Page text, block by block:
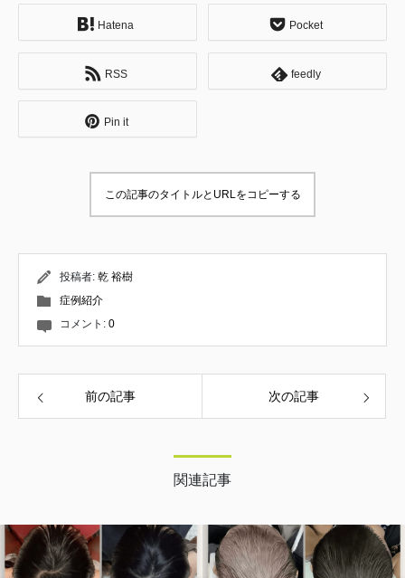
施術方法を習得する。 ↓ 専門学校卒業後は不
妊症を専門とする鍼灸院にて修行。 婦人科疾
の方々へのアプローチ、東洋医学的な診察方
りほぐすだけでは根本的には良くならないこ
とを知る。 ↓ 妊産婦のお悩みを専門に扱う整
巡り合い、施術家としての頭打ちを感じる。
そんな折、現在の師匠である松本恒平と出会
う。 多くの施術家が見落としている原理原
れまで習得した技術や知識のバラバラだっ
た”点”が”線”で繋がる。 それをきっかけに、
辛い症状と闘う人たちの力になれることを確
業。
Hatena Pocket
RSS feedly
Pin it
この記事のタイトルとURLをコピーする
投稿者: 乾 裕樹
症例紹介
コメント: 0
前の記事 次の記事
関連記事